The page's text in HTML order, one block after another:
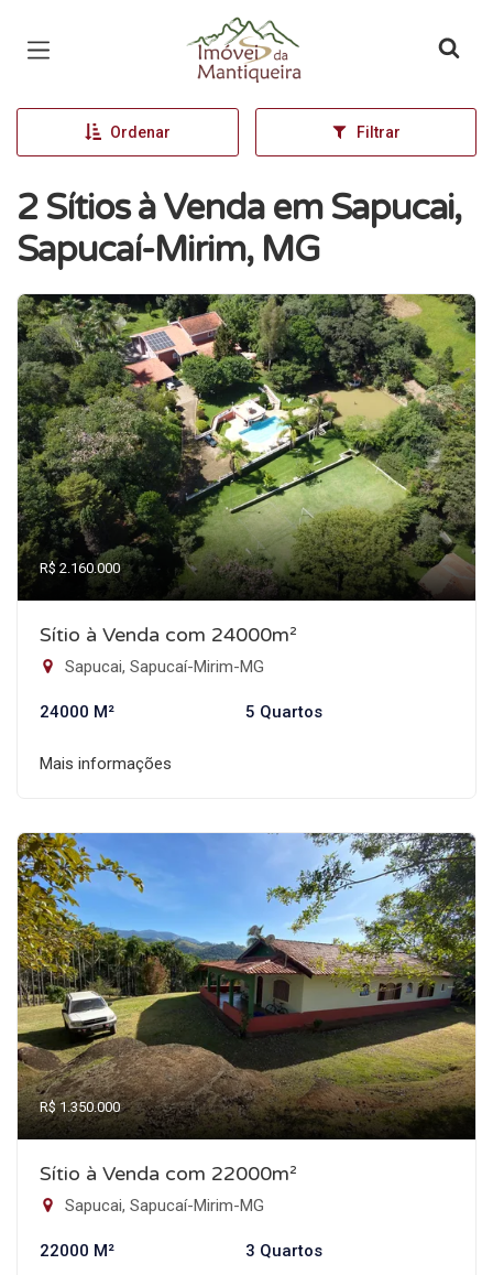
Página inicial
Ordenar Filtrar
2 Sítios à Venda em Sapucai,
Sapucaí-Mirim, MG
R$ 2.160.000
Sítio à Venda com 24000m²
Sapucai, Sapucaí-Mirim-MG
24000 M² 5 Quartos
Mais informações
R$ 1.350.000
Sítio à Venda com 22000m²
Sapucai, Sapucaí-Mirim-MG
22000 M² 3 Quartos